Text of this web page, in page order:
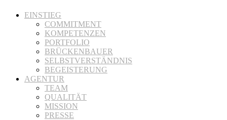
EINSTIEG
COMMITMENT
KOMPETENZEN
PORTFOLIO
BRÜCKENBAUER
SELBSTVERSTÄNDNIS
BEGEISTERUNG
AGENTUR
TEAM
QUALITÄT
MISSION
PRESSE